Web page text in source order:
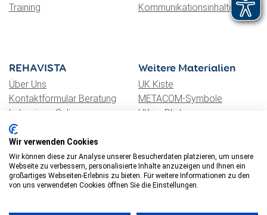
Training
Kommunikationsinhalte
REHAVISTA
Über Uns
Kontaktformular Beratung
Lehrgänge Online
LogBUK Academy
LogBUK Aufzeichnungen
Weitere Materialien
UK Kiste
METACOM-Symbole
UK im Blick
Online Grids
Wir verwenden Cookies
Wir können diese zur Analyse unserer Besucherdaten platzieren, um unsere
Webseite zu verbessern, personalisierte Inhalte anzuzeigen und Ihnen ein
großartiges Webseiten-Erlebnis zu bieten. Für weitere Informationen zu den
von uns verwendeten Cookies öffnen Sie die Einstellungen.